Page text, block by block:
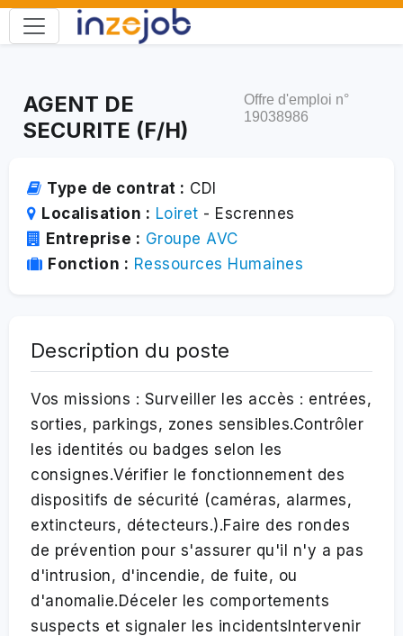
AGENT DE
SECURITE (F/H)
Offre d'emploi n°
19038986
Type de contrat : CDI
Localisation : Loiret - Escrennes
Entreprise : Groupe AVC
Fonction : Ressources Humaines
Description du poste
Vos missions : Surveiller les accès : entrées,
sorties, parkings, zones sensibles.Contrôler
les identités ou badges selon les
consignes.Vérifier le fonctionnement des
dispositifs de sécurité (caméras, alarmes,
extincteurs, détecteurs.).Faire des rondes
de prévention pour s'assurer qu'il n'y a pas
d'intrusion, d'incendie, de fuite, ou
d'anomalie.Déceler les comportements
suspects et signaler les incidentsIntervenir